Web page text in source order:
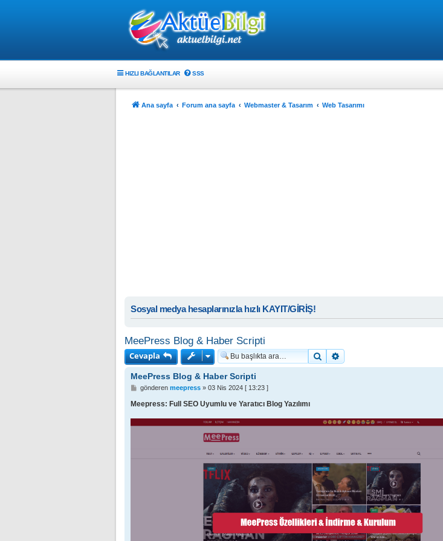
HIZLI BAĞLANTILAR SSS
Ana sayfa Forum ana sayfa Webmaster & Tasarım Web Tasarımı
Sosyal medya hesaplarınızla hızlı KAYIT/GİRİŞ!
MeePress Blog & Haber Scripti
Cevapla
Ara
MeePress Blog & Haber Scripti
M
s
j
gönderen meepress» 03 Nis 2024 [ 13:23 ]
Meepress: Full SEO Uyumlu ve Yaratıcı Blog Yazılımı